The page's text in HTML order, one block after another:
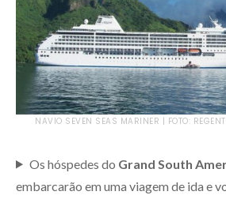
NAVIO SEVEN SEAS MARINER | FOTO:
Os hóspedes do Grand South
embarcarão em uma viagem de ida e